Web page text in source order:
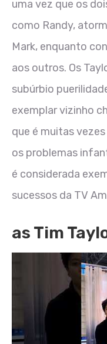
uma vez que os
como Randy,
Mark, enquanto
aos outros. Os
subúrbio
exemplar vizinho
que é muitas
os problemas
é considerada
sucessos da TV
as Tim